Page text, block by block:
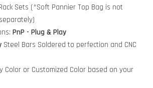
Sets (*Soft Pannier Top Bag is not
PnP - Plug & Play
Steel Bars Soldered to perfection and CNC
Color or Customized Color based on your